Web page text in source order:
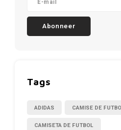
Abonneer
Tags
ADIDAS CAMISE DE
CAMISETA DE FUTBOL